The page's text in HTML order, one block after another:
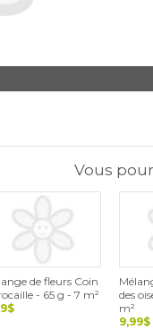
Vous
de fleurs Coin
- 65 g - 7 m²
des
m²
9,99$